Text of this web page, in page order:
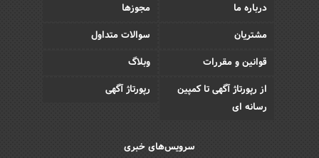
درباره ما
مجوزها
مشتریان
سوالات متداول
قوانین و مقررات
وبلاگ
از رپورتاژ آگهی تا کمپین
رسانه ای
رپورتاژ آگهی
سرویس‌های خبری